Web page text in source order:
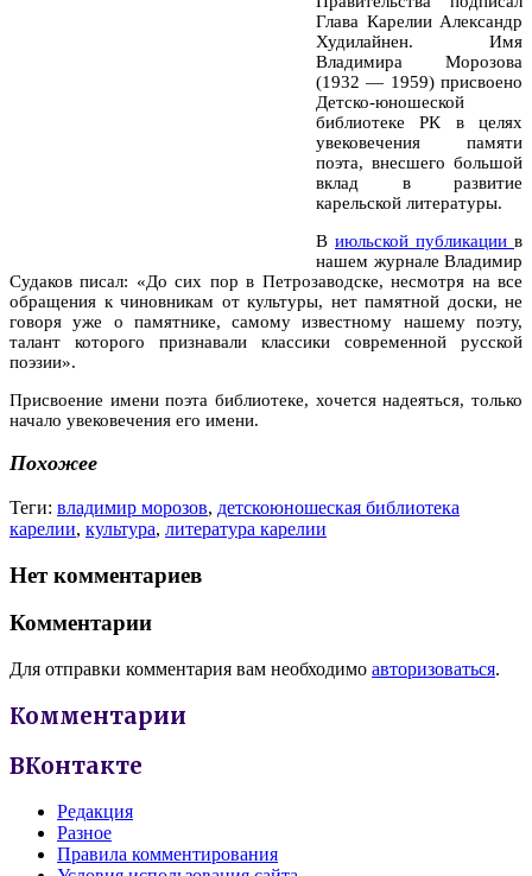
Глава Карелии Александр
Худилайнен. Имя
Владимира Морозова
(1932 — 1959) присвоено
Детско-юношеской
библиотеке РК в целях
увековечения памяти
поэта, внесшего большой
вклад в развитие
карельской литературы.
В июльской публикации в
нашем журнале Владимир
Судаков писал: «До сих пор в Петрозаводске, несмотря на все
обращения к чиновникам от культуры, нет памятной доски, не
говоря уже о памятнике, самому известному нашему поэту,
талант которого признавали классики современной русской
поэзии».
Присвоение имени поэта библиотеке, хочется надеяться, только
начало увековечения его имени.
Похожее
Теги: владимир морозов, детскоюношеская библиотека
карелии, культура, литература карелии
Нет комментариев
Комментарии
Для отправки комментария вам необходимо авторизоваться.
Комментарии
ВКонтакте
Редакция
Разное
Правила комментирования